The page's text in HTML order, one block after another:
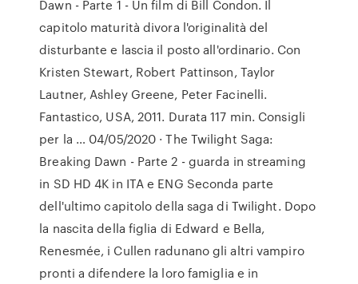
Dawn - Parte 1 - Un film di Bill Condon. Il
capitolo maturità divora l'originalità del
disturbante e lascia il posto all'ordinario. Con
Kristen Stewart, Robert Pattinson, Taylor
Lautner, Ashley Greene, Peter Facinelli.
Fantastico, USA, 2011. Durata 117 min. Consigli
per la … 04/05/2020 · The Twilight Saga:
Breaking Dawn - Parte 2 - guarda in streaming
in SD HD 4K in ITA e ENG Seconda parte
dell'ultimo capitolo della saga di Twilight. Dopo
la nascita della figlia di Edward e Bella,
Renesmée, i Cullen radunano gli altri vampiro
pronti a difendere la loro famiglia e in